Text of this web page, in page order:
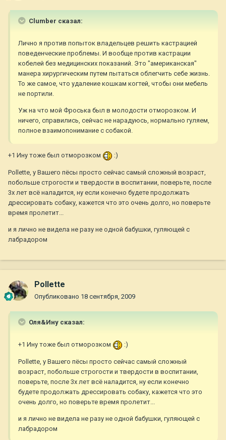
Clumber сказал:
Лично я против попыток владельцев решить кастрацией
поведенческие проблемы. И вообще против кастрации
кобелей без медицинских показаний. Это "американская"
манера хирургическим путем пытаться облегчить себе жизнь.
То же самое, что удаление кошкам когтей, чтобы они мебель
не портили.
Уж на что мой Фроська был в молодости отморозком. И
ничего, справились, сейчас не нарадуюсь, нормально гуляем,
полное взаимопонимание с собакой.
+1 Ину тоже был отморозком :)
Pollette, у Вашего пёсы просто сейчас самый сложный возраст,
побольше строгости и твердости в воспитании, поверьте, после
3х лет всё наладится, ну если конечно будете продолжать
дрессировать собаку, кажется что это очень долго, но поверьте
время пролетит...
и я лично не видела не разу не одной бабушки, гуляющей с
лабрадором
Pollette
Опубликовано 18 сентября, 2009
Оля&Ину сказал:
+1 Ину тоже был отморозком :)
Pollette, у Вашего пёсы просто сейчас самый сложный
возраст, побольше строгости и твердости в воспитании,
поверьте, после 3х лет всё наладится, ну если конечно
будете продолжать дрессировать собаку, кажется что это
очень долго, но поверьте время пролетит...
и я лично не видела не разу не одной бабушки, гуляющей с
лабрадором